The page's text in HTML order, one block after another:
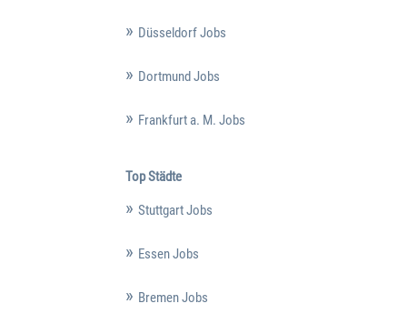
Düsseldorf Jobs
Dortmund Jobs
Frankfurt a. M. Jobs
Top Städte
Stuttgart Jobs
Essen Jobs
Bremen Jobs